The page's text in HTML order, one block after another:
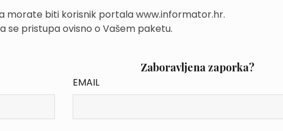
morate biti korisnik portala www.informator.hr.
se pristupa ovisno o Vašem paketu.
Zaboravljena zaporka?
EMAIL